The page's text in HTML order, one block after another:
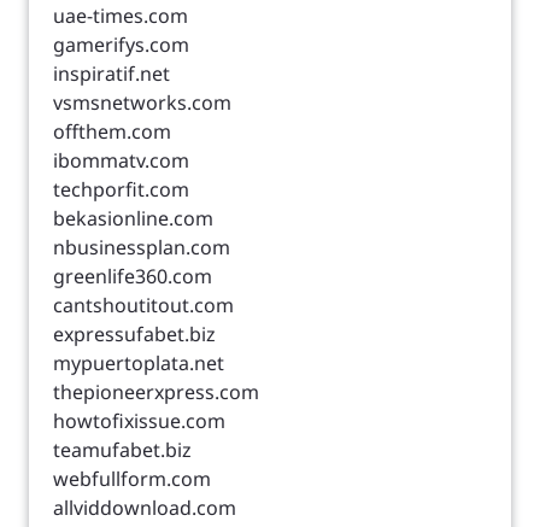
uae-times.com
gamerifys.com
inspiratif.net
vsmsnetworks.com
offthem.com
ibommatv.com
techporfit.com
bekasionline.com
nbusinessplan.com
greenlife360.com
cantshoutitout.com
expressufabet.biz
mypuertoplata.net
thepioneerxpress.com
howtofixissue.com
teamufabet.biz
webfullform.com
allviddownload.com